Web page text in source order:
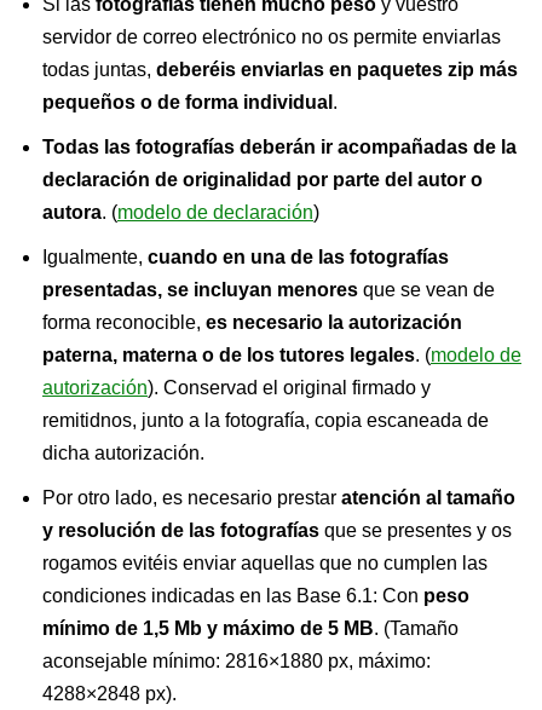
servidor de correo electrónico no os permite enviarlas
todas juntas, deberéis enviarlas en paquetes zip más
pequeños o de forma individual .
Todas las fotografías deberán ir acompañadas de la
declaración de originalidad por parte del autor o
autora. (modelo de declaración)
Igualmente, cuando en una de las fotografías
presentadas, se incluyan menores que se vean de
forma reconocible, es necesario la autorización
paterna, materna o de los tutores legales. (modelo de
autorización). Conservad el original firmado y
remitidnos, junto a la fotografía, copia escaneada de
dicha autorización.
Por otro lado, es necesario prestar atención al tamaño
y resolución de las fotografías que se presentes y os
rogamos evitéis enviar aquellas que no cumplen las
condiciones indicadas en las Base 6.1: Con peso
mínimo de 1,5 Mb y máximo de 5 MB. (Tamaño
aconsejable mínimo: 2816×1880 px, máximo:
4288×2848 px).